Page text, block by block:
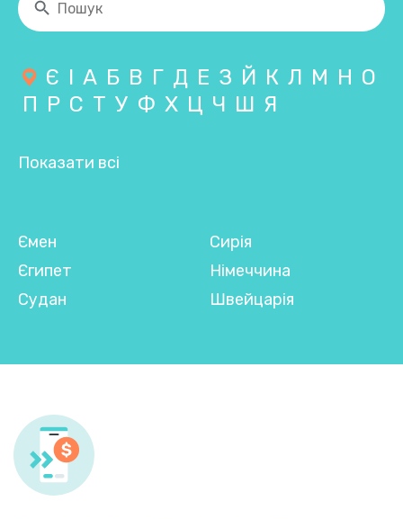
Є І А Б В Г Д Е З Й К Л М Н О
П Р С Т У Ф Х Ц Ч Ш Я
Показати всі
Ємен
Єгипет
Судан
Сирія
Німеччина
Швейцарія